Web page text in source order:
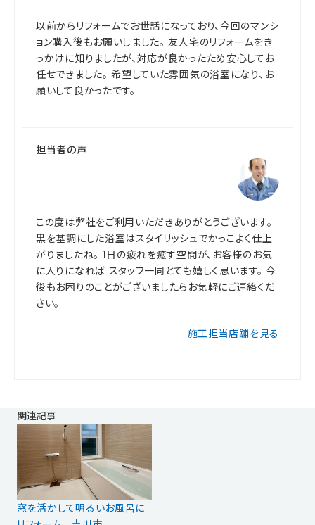
以前からリフォームでお世話になっており、今回のマンシ
ョン購入後もお願いしました。 友人宅のリフォームをき
っかけに知りましたが、対応が良かったため安心してお
任せできました。 希望していた雰囲気の浴室になり、お
願いして良かったです。
担当者の声
この度は弊社をご利用いただきありがとうございます。
黒を基調にした浴室はスタイリッシュでかっこよく仕上
がりましたね。 1日の疲れを癒す空間が、お客様のお気
に入りになれば スタッフ一同とても嬉しく思います。 今
後もお困りのことがございましたらお気軽にご連絡くだ
さい。
施工担当店舗を見る
関連記事
窓を活かして明るいお風呂に